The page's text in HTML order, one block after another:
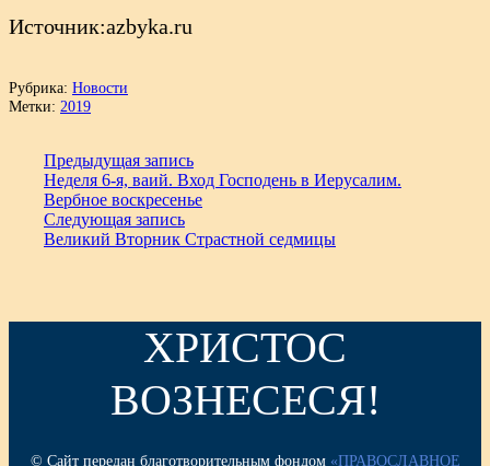
Источник:azbyka.ru
Рубрика: Новости
Метки: 2019
Предыдущая запись
Неделя 6-я, ваий. Вход Господень в Иерусалим.
Вербное воскресенье
Следующая запись
Великий Вторник Страстной седмицы
ХРИСТОС
ВОЗНЕСЕСЯ!
© Сайт передан благотворительным фондом «ПРАВОСЛАВНОЕ